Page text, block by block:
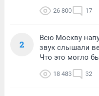
26 800 17
2
Всю Москву
звук слышали
Что это могло
18 483 32